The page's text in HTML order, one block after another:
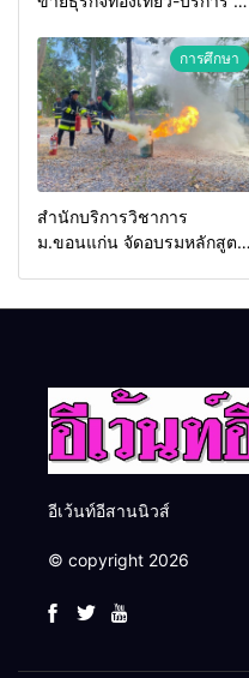
2026 เชื่อม 4 งานใหญ่ สร้าง
โอกาสธุรกิจครบวงจร ด้วย
ครับ
การศึกษา
สำนักบริการวิชาการ
ม.ขอนแก่น จัดอบรมหลักสูตร
อีเว้นท์อีสานนิวส์
© copyright 2026